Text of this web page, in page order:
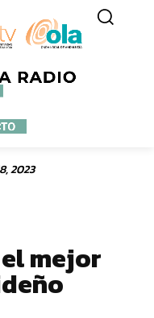
2023
mejor